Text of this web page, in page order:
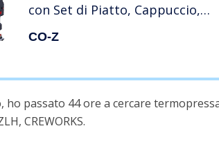
con Set di Piatto, Cappuccio,
Tazze, Termopressa
CO-Z
ho passato 44 ore a cercare
CREWORKS.